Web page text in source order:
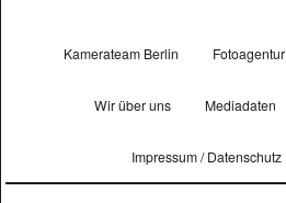
Kamerateam Berlin
Wir über uns Mediadaten
Impressum / Datenschutz